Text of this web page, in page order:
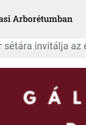
Arborétumban
sétára invitálja